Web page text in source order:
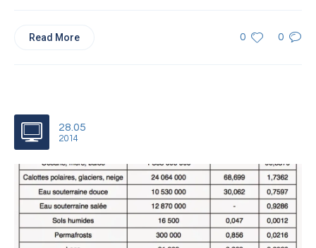
0 0
Read More
28.05
2014